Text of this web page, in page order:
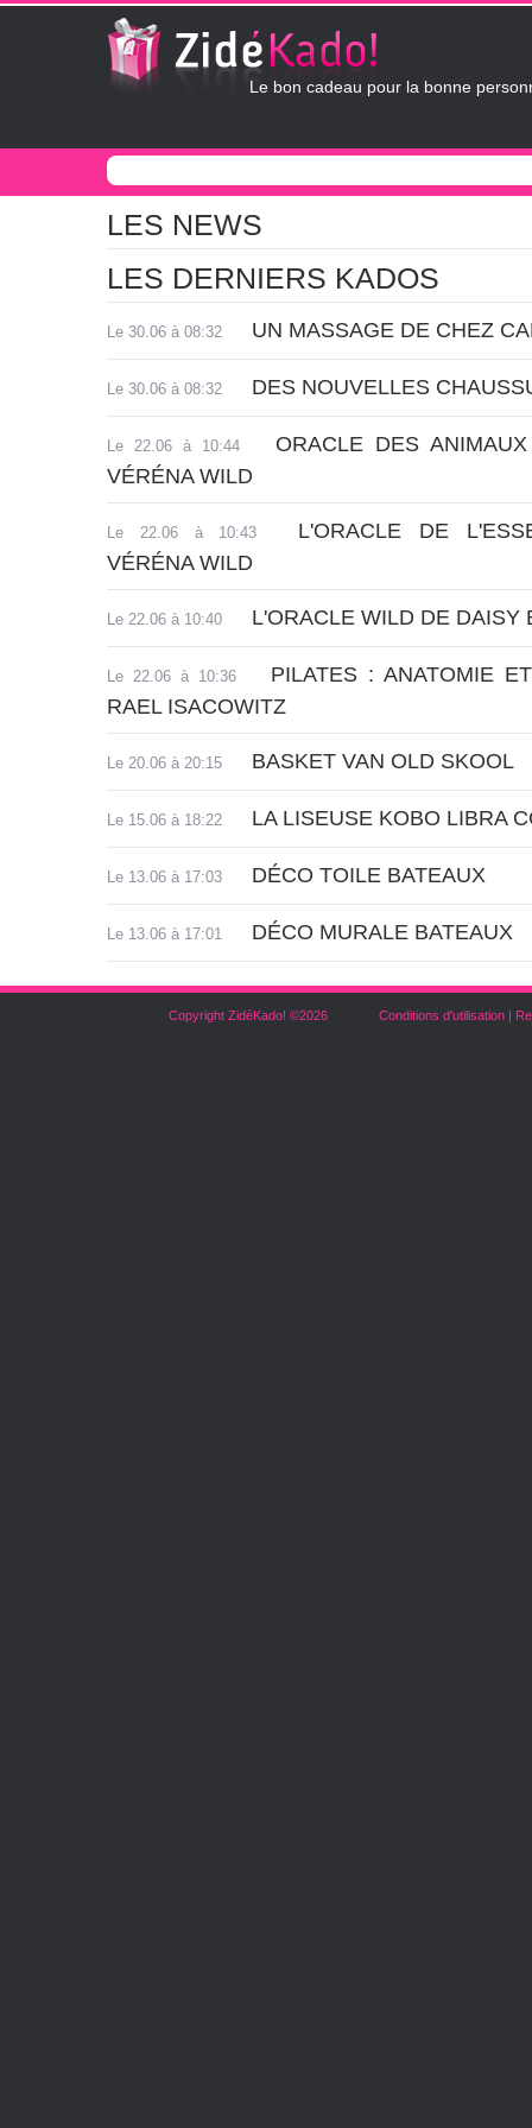
Le bon cadeau pour la bonne
LES NEWS
LES DERNIERS KADOS
Le 30.06 à 08:32 UN MASSAGE DE CHEZ
Le 30.06 à 08:32 DES NOUVELLES
Le 22.06 à 10:44
ORACLE DES
VÉRÉNA WILD
Le 22.06 à 10:43
L'ORACLE DE
VÉRÉNA WILD
Le 22.06 à 10:40 L'ORACLE WILD DE DAISY
Le 22.06 à 10:36
PILATES : ANATOMIE
RAEL ISACOWITZ
Le 20.06 à 20:15 BASKET VAN OLD SKOOL
Le 15.06 à 18:22 LA LISEUSE KOBO LIBRA
Le 13.06 à 17:03 DÉCO TOILE BATEAUX
Le 13.06 à 17:01 DÉCO MURALE BATEAUX
Copyright ZidéKado! ©2026 Conditions d'utilisation |